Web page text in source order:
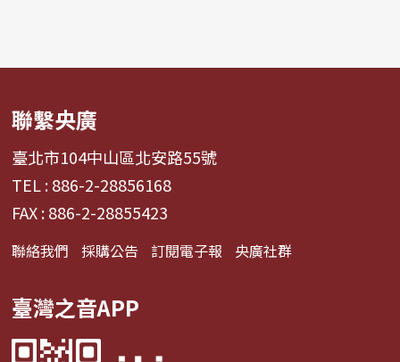
聯繫央廣
臺北市104中山區北安路55號
TEL : 886-2-28856168
FAX : 886-2-28855423
聯絡我們 採購公告 訂閱電子報 央廣社群
臺灣之音APP